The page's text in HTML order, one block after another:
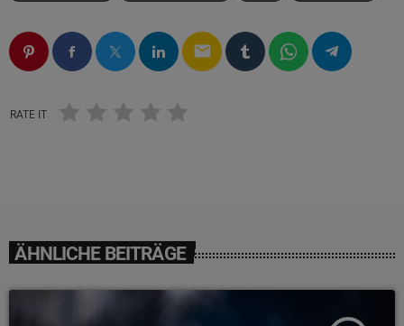
email
RATE IT
ÄHNLICHE BEITRÄGE